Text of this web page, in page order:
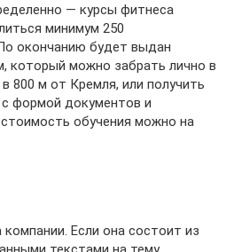
— курсы фитнеса
минимум 250
окончанию будет выдан
который можно забрать лично в
800 м от Кремля, или получить
формой документов и
обучения можно на
Если она состоит из